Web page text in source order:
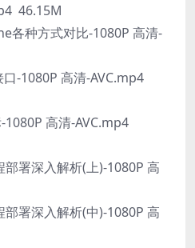
46.15M
各种方式对比-1080P 高清-
-1080P 高清-AVC.mp4
高清-AVC.mp4
署深入解析(上)-1080P 高
署深入解析(中)-1080P 高